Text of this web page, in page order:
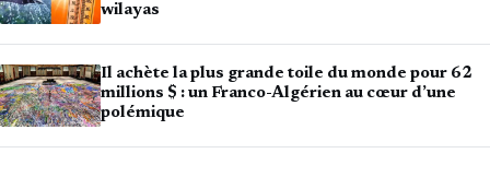
wilayas
Il achète la plus grande toile du monde pour 62
millions $ : un Franco-Algérien au cœur d’une
polémique